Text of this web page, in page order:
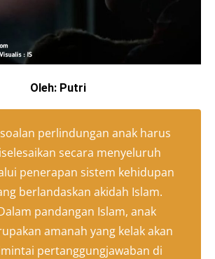
Oleh: Putri
perlindungan anak harus
secara menyeluruh
penerapan sistem kehidupan
berlandaskan akidah Islam.
pandangan Islam, anak
amanah yang kelak akan
pertanggungjawaban di